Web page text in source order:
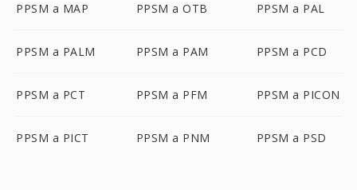
PPSM a MAP PPSM a OTB PPSM a PAL
PPSM a PALM PPSM a PAM PPSM a PCD
PPSM a PCT PPSM a PFM PPSM a PICON
PPSM a PICT PPSM a PNM PPSM a PSD